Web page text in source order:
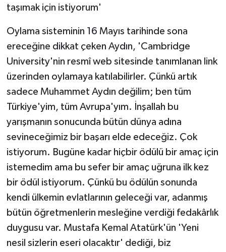
taşımak için istiyorum'
Oylama sisteminin 16 Mayıs tarihinde sona
ereceğine dikkat çeken Aydın, 'Cambridge
University'nin resmî web sitesinde tanımlanan link
üzerinden oylamaya katılabilirler. Çünkü artık
sadece Muhammet Aydın değilim; ben tüm
Türkiye'yim, tüm Avrupa'yım. İnşallah bu
yarışmanın sonucunda bütün dünya adına
sevineceğimiz bir başarı elde edeceğiz. Çok
istiyorum. Bugüne kadar hiçbir ödülü bir amaç için
istemedim ama bu sefer bir amaç uğruna ilk kez
bir ödül istiyorum. Çünkü bu ödülün sonunda
kendi ülkemin evlatlarının geleceği var, adanmış
bütün öğretmenlerin mesleğine verdiği fedakârlık
duygusu var. Mustafa Kemal Atatürk'ün 'Yeni
nesil sizlerin eseri olacaktır' dediği, biz